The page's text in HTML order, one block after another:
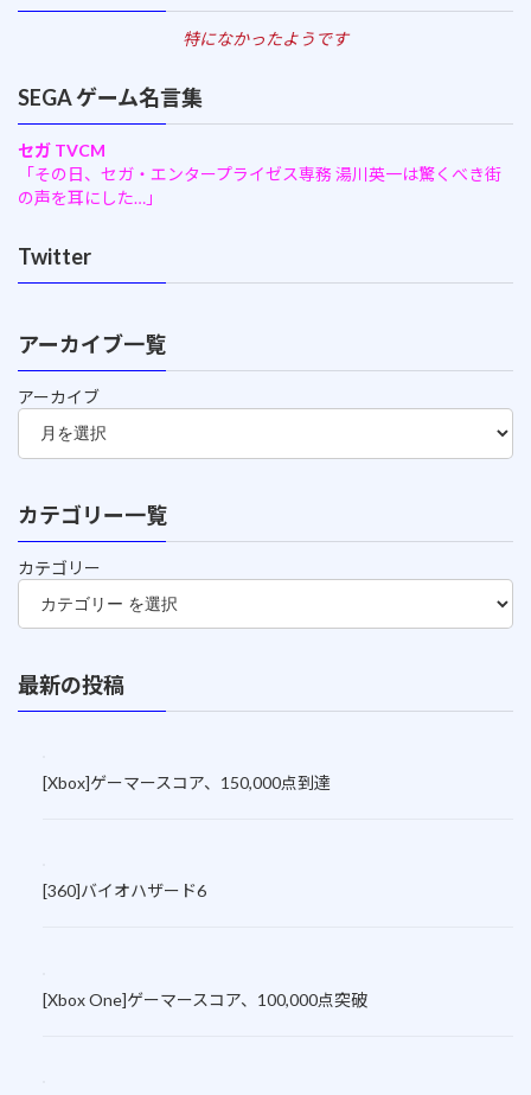
特になかったようです
SEGA ゲーム名言集
セガ TVCM
「その日、セガ・エンタープライゼス専務 湯川英一は驚くべき街
の声を耳にした…」
Twitter
アーカイブ一覧
アーカイブ
カテゴリー一覧
カテゴリー
最新の投稿
[Xbox]ゲーマースコア、150,000点到達
[360]バイオハザード6
[Xbox One]ゲーマースコア、100,000点突破